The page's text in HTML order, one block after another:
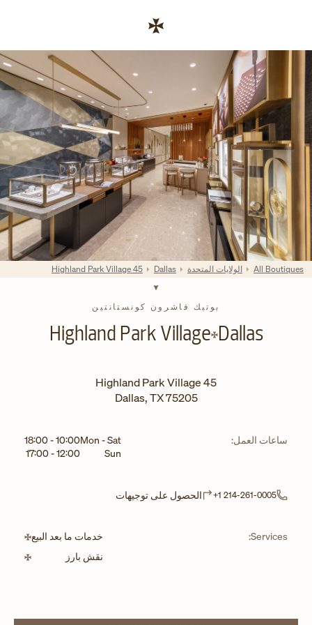
Return to Nav
بوتيك فاشرون كونستانتين
Dallas
Highland Park Village
45 Highland Park Village
Dallas,TX75205
ساعات العمل: يوم الأسبوعالساعاتMon - Sat
10:00
-
18:00
Sun
12:00
-
17:00
+1 214-261-0005 الحصول على توجيهات
Services:
خدمات ما بعد البيع
نقش بارز
All Boutiques الولايات المتحدة Dallas
45 Highland Park Village